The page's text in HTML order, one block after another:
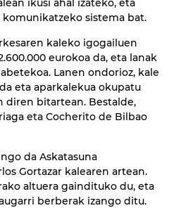
ikusi ahal izateko, eta
sistema bat.
kaleko igogailuen
eurokoa da, eta lanak
Lanen ondorioz, kale
eta aparkalekua okupatu
diren bitartean. Bestalde,
eta Cocherito de Bilbao
da Askatasuna
Gortazar kalearen artean.
altuera gaindituko du, eta
berberak izango ditu.